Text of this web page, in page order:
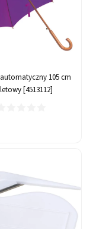
105 cm
[4513112]